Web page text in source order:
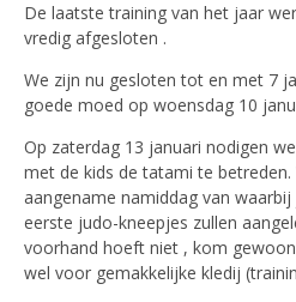
De laatste training van het jaar
vredig afgesloten .
We zijn nu gesloten tot en met 7
goede moed op woensdag 10
Op zaterdag 13 januari nodigen
met de kids de tatami te betreden.
aangename namiddag van
eerste judo-kneepjes zullen
voorhand hoeft niet , kom
wel voor gemakkelijke kledij